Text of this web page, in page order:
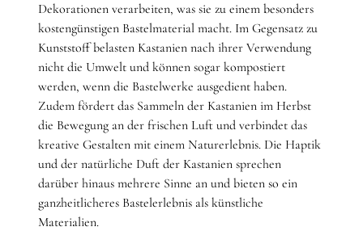
Dekorationen verarbeiten, was sie zu einem besonders
kostengünstigen Bastelmaterial macht. Im Gegensatz zu
Kunststoff belasten Kastanien nach ihrer Verwendung
nicht die Umwelt und können sogar kompostiert
werden, wenn die Bastelwerke ausgedient haben.
Zudem fördert das Sammeln der Kastanien im Herbst
die Bewegung an der frischen Luft und verbindet das
kreative Gestalten mit einem Naturerlebnis. Die Haptik
und der natürliche Duft der Kastanien sprechen
darüber hinaus mehrere Sinne an und bieten so ein
ganzheitlicheres Bastelerlebnis als künstliche
Materialien.